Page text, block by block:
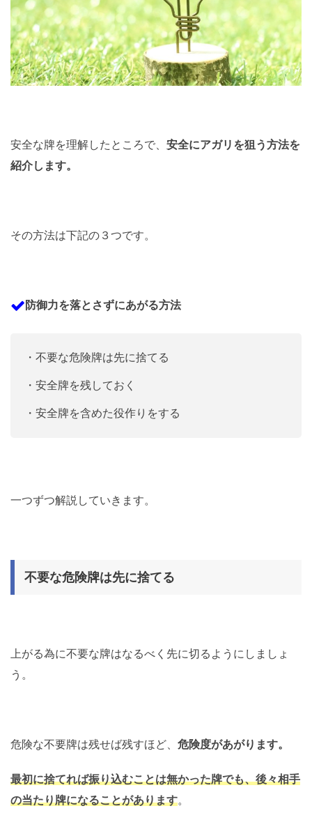
安全な牌を理解したところで、 安全にアガリを狙う方法を
紹介します。
その方法は下記の３つです。
防御力を落とさずにあがる方法
・不要な危険牌は先に捨てる
・安全牌を残しておく
・安全牌を含めた役作りをする
一つずつ解説していきます。
不要な危険牌は先に捨てる
上がる為に不要な牌はなるべく先に切るようにしましょ
う。
危険な不要牌は残せば残すほど、 危険度があがります。
最初に捨てれば振り込むことは無かった牌でも、後々相手
の当たり牌になることがあります。